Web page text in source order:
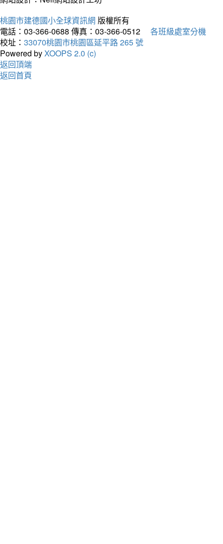
桃園市建德國小全球資訊網 版權所有
電話：03-366-0688 傳真：03-366-0512
各班級處室分機
校址： 33070桃園市桃園區延平路 265 號
Powered byXOOPS 2.0 (c)
返回頂端
返回首頁